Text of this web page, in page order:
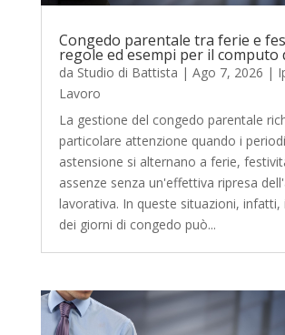
Congedo parentale tra ferie e
regole ed esempi per il computo
da Studio di Battista | Ago 7, 2026 |
Lavoro
La gestione del congedo parentale
particolare attenzione quando i
astensione si alternano a ferie,
assenze senza un'effettiva ripresa
lavorativa. In queste situazioni,
dei giorni di congedo può...